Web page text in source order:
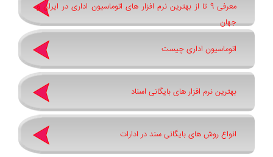
معرفی 9 تا از بهترین نرم افزار های اتوماسیون اداری در ایران و
جهان
اتوماسیون اداری چیست
بهترین نرم ‌افزار های بایگانی اسناد
انواع روش های بایگانی سند در ادارات